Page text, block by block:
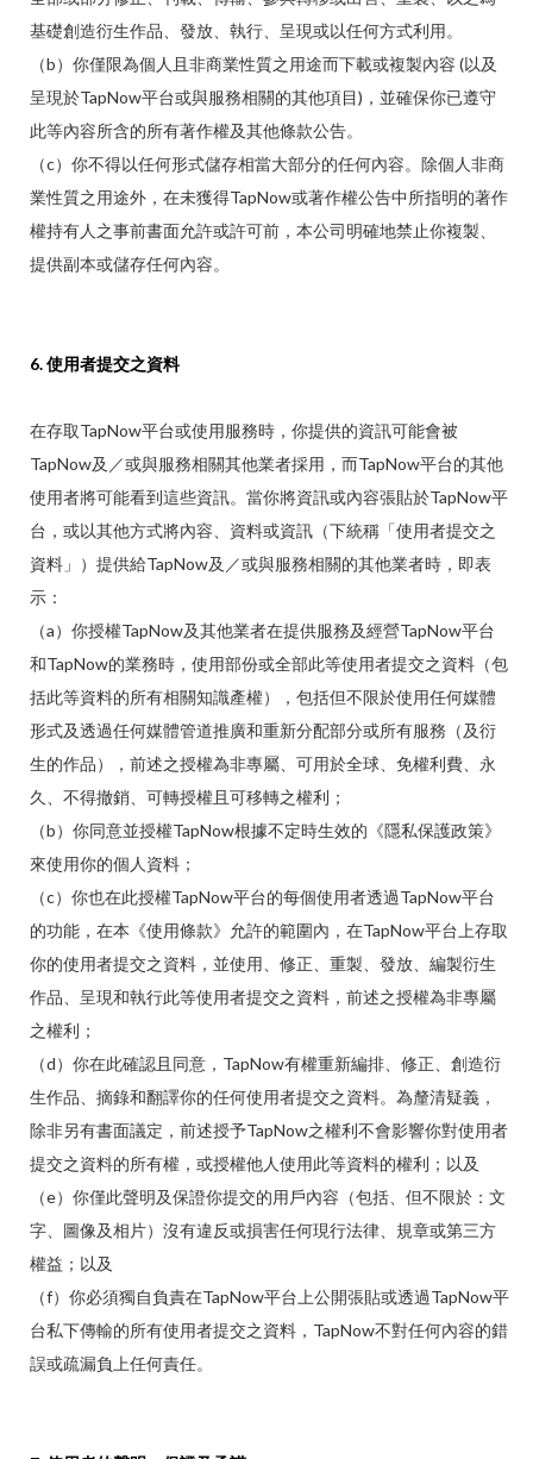
基礎創造衍生作品、發放、執行、呈現或以任何方式利用。
（b）你僅限為個人且非商業性質之用途而下載或複製內容 (以及
呈現於TapNow平台或與服務相關的其他項目)，並確保你已遵守
此等內容所含的所有著作權及其他條款公告。
（c）你不得以任何形式儲存相當大部分的任何內容。除個人非商
業性質之用途外，在未獲得TapNow或著作權公告中所指明的著作
權持有人之事前書面允許或許可前，本公司明確地禁止你複製、
提供副本或儲存任何內容。
6. 使用者提交之資料
在存取TapNow平台或使用服務時，你提供的資訊可能會被
TapNow及／或與服務相關其他業者採用，而TapNow平台的其他
使用者將可能看到這些資訊。當你將資訊或內容張貼於TapNow平
台，或以其他方式將內容、資料或資訊（下統稱「使用者提交之
資料」）提供給TapNow及／或與服務相關的其他業者時，即表
示：
（a）你授權TapNow及其他業者在提供服務及經營TapNow平台
和TapNow的業務時，使用部份或全部此等使用者提交之資料（包
括此等資料的所有相關知識產權），包括但不限於使用任何媒體
形式及透過任何媒體管道推廣和重新分配部分或所有服務（及衍
生的作品），前述之授權為非專屬、可用於全球、免權利費、永
久、不得撤銷、可轉授權且可移轉之權利；
（b）你同意並授權TapNow根據不定時生效的《隱私保護政策》
來使用你的個人資料；
（c）你也在此授權TapNow平台的每個使用者透過TapNow平台
的功能，在本《使用條款》允許的範圍內，在TapNow平台上存取
你的使用者提交之資料，並使用、修正、重製、發放、編製衍生
作品、呈現和執行此等使用者提交之資料，前述之授權為非專屬
之權利；
（d）你在此確認且同意，TapNow有權重新編排、修正、創造衍
生作品、摘錄和翻譯你的任何使用者提交之資料。為釐清疑義，
除非另有書面議定，前述授予TapNow之權利不會影響你對使用者
提交之資料的所有權，或授權他人使用此等資料的權利；以及
（e）你僅此聲明及保證你提交的用戶內容（包括、但不限於：文
字、圖像及相片）沒有違反或損害任何現行法律、規章或第三方
權益；以及
（f）你必須獨自負責在TapNow平台上公開張貼或透過TapNow平
台私下傳輸的所有使用者提交之資料，TapNow不對任何內容的錯
誤或疏漏負上任何責任。